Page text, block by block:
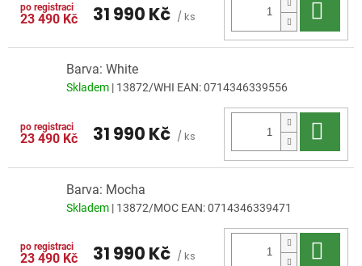
23 490 Kč 31 990 Kč / ks
Barva: White
Skladem | 13872/WHI EAN:0714346339556
23 490 Kč 31 990 Kč / ks
Barva: Mocha
Skladem | 13872/MOC EAN:0714346339471
23 490 Kč 31 990 Kč / ks